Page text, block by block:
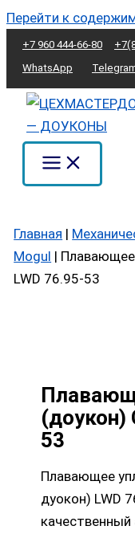
Перейти к
+7 960 444-66-80
WhatsApp
Главная |
Mogul | Плавающее
LWD 76.95-53
(доукон)
53
Плавающее
дуокон) LWD
качественный